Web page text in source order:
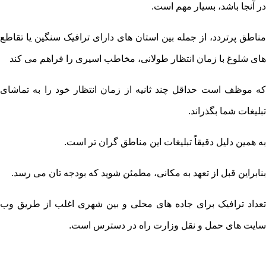
در آنجا باشد، بسیار مهم است.
مناطق پرتردد، از جمله بین استان های دارای ترافیک سنگین یا تقاطع
های شلوغ با زمان انتظار طولانی، مخاطب اسیری را فراهم می کند
که موظف است حداقل چند ثانیه از زمان انتظار خود را به تماشای
تبلیغات شما بگذراند.
به همین دلیل دقیقاً تبلیغات این مناطق گران تر است.
بنابراین قبل از تعهد به مکانی، مطمئن شوید که بودجه تان می رسد.
تعداد ترافیک برای جاده های محلی و بین شهری اغلب از طریق وب
سایت های حمل و نقل وزارت راه در دسترس است.